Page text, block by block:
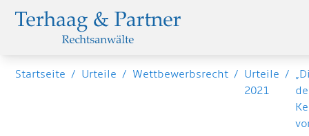
Startseite / Urteile / Wettbewerbsrecht / Urteile
2021
/